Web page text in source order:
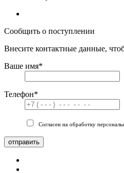
Сообщить о поступлении
Внесите контактные данные,
Ваше имя*
Телефон*
Согласен на обработку
отправить